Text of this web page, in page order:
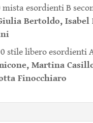
esordienti B
Bertoldo, Isabel
stile libero esordienti
Martina
Finocchiaro